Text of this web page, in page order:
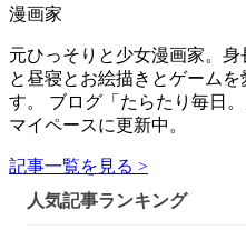
漫画家
元ひっそりと少女漫画家。
と昼寝とお絵描きとゲーム
す。 ブログ「たらたり毎日。
マイペースに更新中。
記事一覧を見る >
人気記事ランキング